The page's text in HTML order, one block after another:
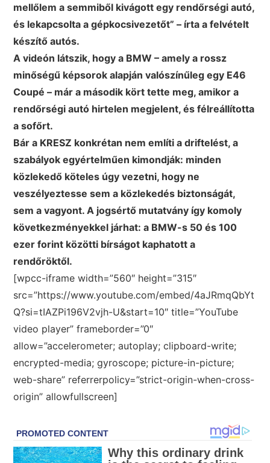
mellőlem a semmiből kivágott egy rendőrségi autó,
és lekapcsolta a gépkocsivezetőt” – írta a felvételt
készítő autós.
A videón látszik, hogy a BMW – amely a rossz
minőségű képsorok alapján valószínűleg egy E46
Coupé – már a második kört tette meg, amikor a
rendőrségi autó hirtelen megjelent, és félreállította
a sofőrt.
Bár a KRESZ konkrétan nem említi a driftelést, a
szabályok egyértelműen kimondják: minden
közlekedő köteles úgy vezetni, hogy ne
veszélyeztesse sem a közlekedés biztonságát,
sem a vagyont. A jogsértő mutatvány így komoly
következményekkel járhat: a BMW-s 50 és 100
ezer forint közötti bírságot kaphatott a
rendőröktől.
[wpcc-iframe width=”560″ height=”315″
src=”https://www.youtube.com/embed/4aJRmqQbYt
Q?si=tIAZPi196V2vjh-U&start=10″ title=”YouTube
video player” frameborder=”0″
allow=”accelerometer; autoplay; clipboard-write;
encrypted-media; gyroscope; picture-in-picture;
web-share” referrerpolicy=”strict-origin-when-cross-
origin” allowfullscreen]